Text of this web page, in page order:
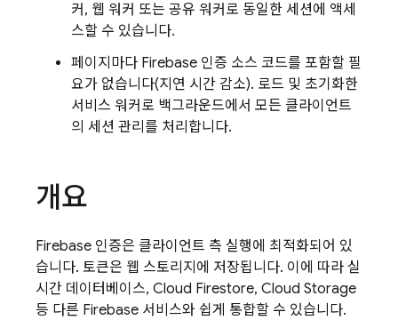
커, 웹 워커 또는 공유 워커로 동일한 세션에 액세
스할 수 있습니다.
페이지마다 Firebase 인증 소스 코드를 포함할 필
요가 없습니다(지연 시간 감소). 로드 및 초기화한
서비스 워커로 백그라운드에서 모든 클라이언트
의 세션 관리를 처리합니다.
개요
Firebase 인증은 클라이언트 측 실행에 최적화되어 있
습니다. 토큰은 웹 스토리지에 저장됩니다. 이에 따라 실
시간 데이터베이스, Cloud Firestore, Cloud Storage
등 다른 Firebase 서비스와 쉽게 통합할 수 있습니다.